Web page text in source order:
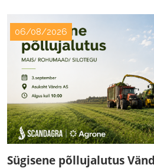
06/08/2026
Sügisene põllujalutus